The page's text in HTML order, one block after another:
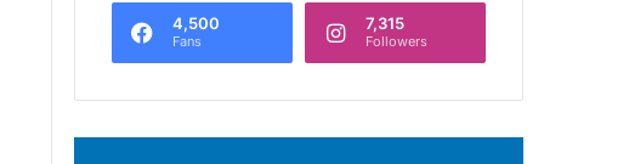
4,500
Fans
7,315
Followers